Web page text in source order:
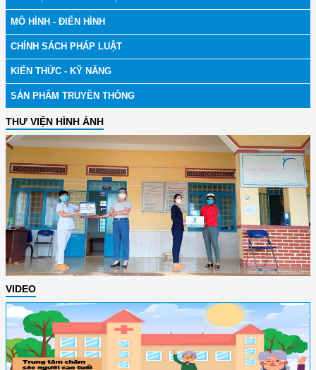
MÔ HÌNH - ĐIỂN HÌNH
CHÍNH SÁCH PHÁP LUẬT
KIẾN THỨC - KỸ NĂNG
SẢN PHẨM TRUYỀN THÔNG
THƯ VIỆN HÌNH ẢNH
VIDEO